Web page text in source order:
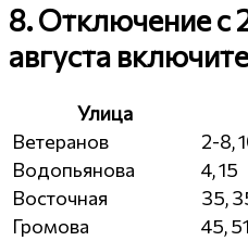
8. Отключение с
августа
Улица
Ветеранов
2-8,
Водопьянова
4, 15
Восточная
35,
Громова
45,